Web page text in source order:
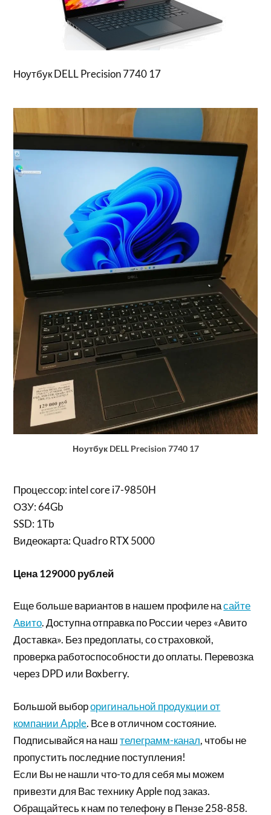
Ноутбук DELL Precision 7740 17
Ноутбук DELL Precision 7740 17
Процессор: intel core i7-9850H
ОЗУ: 64Gb
SSD: 1Tb
Видеокарта: Quadro RTX 5000
Цена 129000 рублей
Еще больше вариантов в нашем профиле насайте
Авито. Доступна отправка по России через «Авито
Доставка». Без предоплаты, со страховкой,
проверка работоспособности до оплаты. Перевозка
через DPD или Boxberry.
Большой выбороригинальной продукции от
компании Apple. Все в отличном состояние.
Подписывайся на наштелеграмм-канал, чтобы не
пропустить последние поступления!
Если Вы не нашли что-то для себя мы можем
привезти для Вас технику Apple под заказ.
Обращайтесь к нам по телефону в Пензе 258-858.